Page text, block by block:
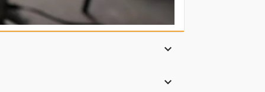
expand_more
expand_more